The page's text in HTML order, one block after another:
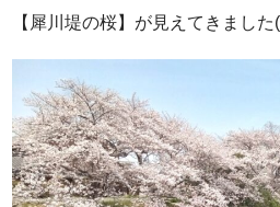
【犀川堤の桜】が見えてきました